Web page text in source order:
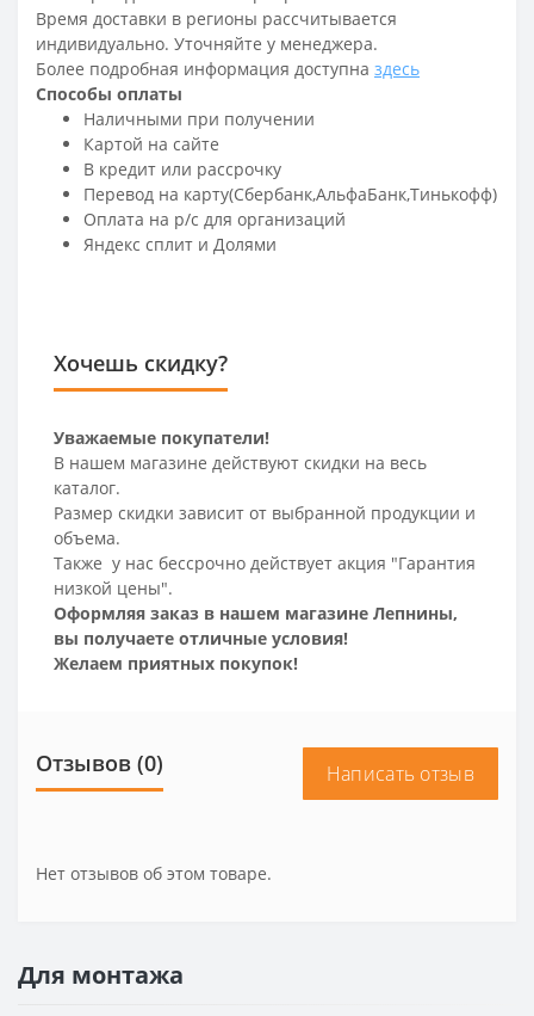
Время доставки в регионы рассчитывается
индивидуально. Уточняйте у менеджера.
Более подробная информация доступна здесь
Способы оплаты
Наличными при получении
Картой на сайте
В кредит или рассрочку
Перевод на карту(Сбербанк,АльфаБанк,Тинькофф)
Оплата на р/c для организаций
Яндекс сплит и Долями
Хочешь скидку?
Уважаемые покупатели!
В нашем магазине действуют скидки на весь
каталог.
Размер скидки зависит от выбранной продукции и
объема.
Также у нас бессрочно действует акция "Гарантия
низкой цены".
Оформляя заказ в нашем магазине Лепнины,
вы получаете отличные условия!
Желаем приятных покупок!
Отзывов (0) Написать отзыв
Нет отзывов об этом товаре.
Для монтажа